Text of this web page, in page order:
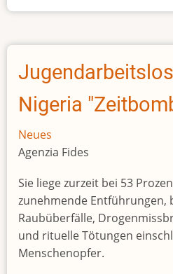
Afrikas
Größe
Nigeria
Neues
Agenzia Fides
Sie liege zurzeit bei 53
zunehmende Entführungen,
Raubüberfälle,
und rituelle Tötungen
Menschenopfer.